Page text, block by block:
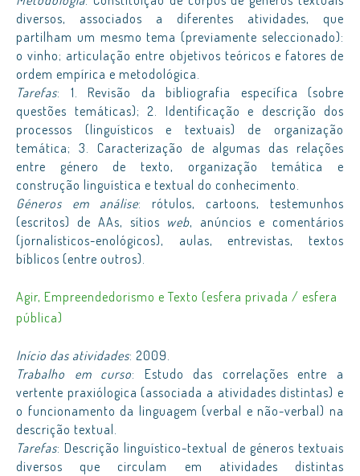
diversos, associados a diferentes atividades, que
partilham um mesmo tema (previamente seleccionado):
o vinho; articulação entre objetivos teóricos e fatores de
ordem empírica e metodológica.
Tarefas: 1. Revisão da bibliografia específica (sobre
questões temáticas); 2. Identificação e descrição dos
processos (linguísticos e textuais) de organização
temática; 3. Caracterização de algumas das relações
entre género de texto, organização temática e
construção linguística e textual do conhecimento.
Géneros em análise: rótulos, cartoons, testemunhos
(escritos) de AAs, sítios web, anúncios e comentários
(jornalísticos-enológicos), aulas, entrevistas, textos
bíblicos (entre outros).
Agir, Empreendedorismo e Texto (esfera privada / esfera
pública)
Início das atividades: 2009.
Trabalho em curso: Estudo das correlações entre a
vertente praxiólogica (associada a atividades distintas) e
o funcionamento da linguagem (verbal e não-verbal) na
descrição textual.
Tarefas: Descrição linguístico-textual de géneros textuais
diversos que circulam em atividades distintas